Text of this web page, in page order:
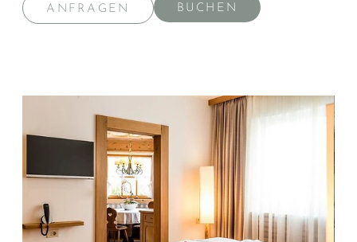
ANFRAGEN BUCHEN